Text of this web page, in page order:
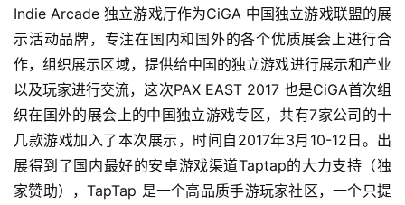
Indie Arcade 独立游戏厅作为CiGA 中国独立游戏联盟的展
示活动品牌，专注在国内和国外的各个优质展会上进行合
作，组织展示区域，提供给中国的独立游戏进行展示和产业
以及玩家进行交流，这次PAX EAST 2017 也是CiGA首次组
织在国外的展会上的中国独立游戏专区，共有7家公司的十
几款游戏加入了本次展示，时间自2017年3月10-12日。出
展得到了国内最好的安卓游戏渠道Taptap的大力支持（独
家赞助），TapTap 是一个高品质手游玩家社区，一个只提